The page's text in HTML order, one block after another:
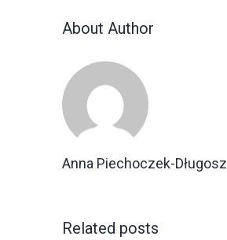
About Author
Anna Piechoczek-Długosz
Related posts